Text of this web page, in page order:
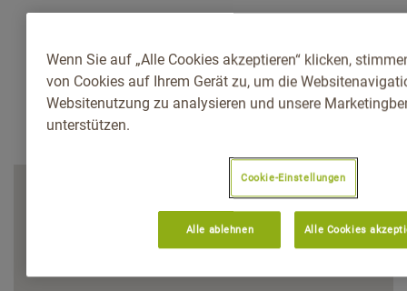
Wenn Sie auf „Alle Cookies akzeptieren“ klicken,
von Cookies auf Ihrem Gerät zu, um die
Websitenutzung zu analysieren und unsere
unterstützen.
Cookie-Einstellungen
Alle ablehnen Alle Cookies